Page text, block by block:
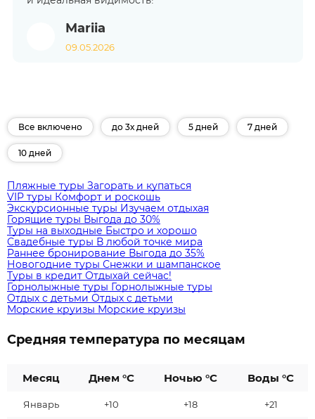
Mariia
09.05.2026
Все включено до 3х дней 5 дней 7 дней
10 дней
Пляжные туры Загорать и купаться
VIP туры Комфорт и роскошь
Экскурсионные туры Изучаем отдыхая
Горящие туры Выгода до 30%
Туры на выходные Быстро и хорошо
Свадебные туры В любой точке мира
Раннее бронирование Выгода до 35%
Новогодние туры Снежки и шампанское
Туры в кредит Отдыхай сейчас!
Горнолыжные туры Горнолыжные туры
Отдых с детьми Отдых с детьми
Морские круизы Морские круизы
Средняя температура по месяцам
Месяц Днем °C Ночью °C Воды °C
Январь +10 +18 +21